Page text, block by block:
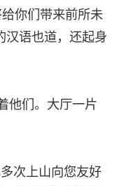
你们带来前所未
汉语也道，还起身
他们。大厅一片
次上山向您友好